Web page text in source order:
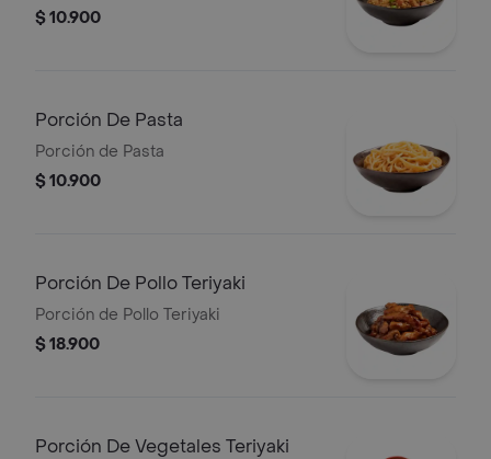
$ 10.900
Porción De Pasta
Porción de Pasta
$ 10.900
Porción De Pollo Teriyaki
Porción de Pollo Teriyaki
$ 18.900
Porción De Vegetales Teriyaki